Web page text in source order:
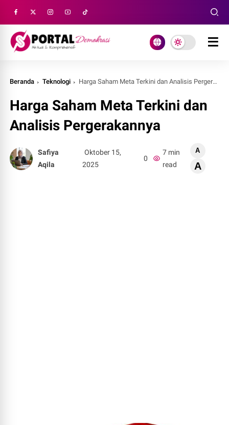
Beranda Teknologi Harga Saham Meta Terkini dan Analisis Pergerakannya
Harga Saham Meta Terkini dan
Analisis Pergerakannya
Safiya
Aqila
Oktober 15,
2025
0
7 min
read
A
A